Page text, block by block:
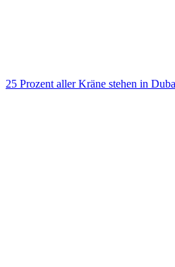
25 Prozent aller Kräne stehen in